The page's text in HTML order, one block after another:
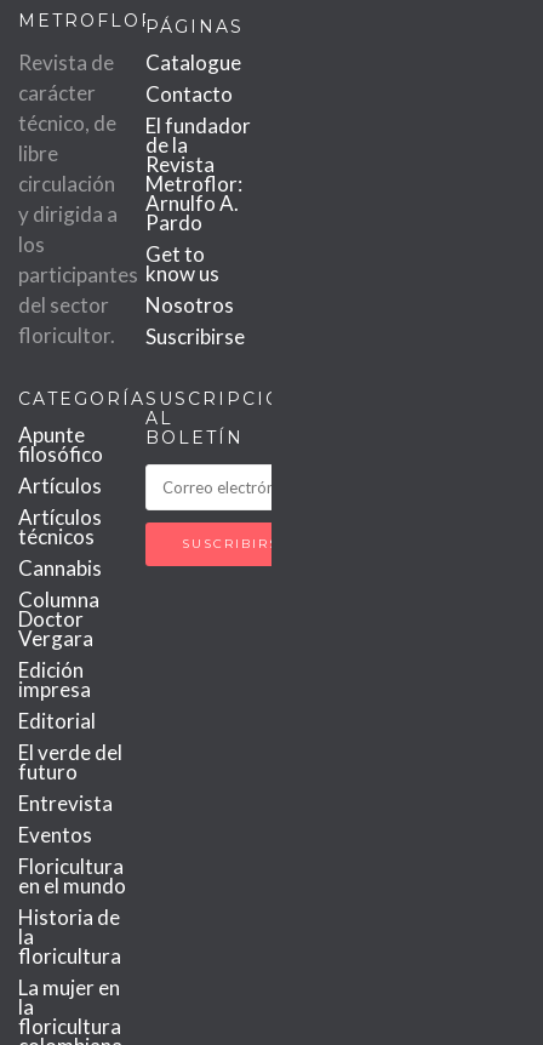
METROFLOR
Revista de
carácter
técnico, de
libre
circulación
y dirigida a
los
participantes
del sector
floricultor.
PÁGINAS
Catalogue
Contacto
El fundador
de la
Revista
Metroflor:
Arnulfo A.
Pardo
Get to
know us
Nosotros
Suscribirse
CATEGORÍAS
Apunte
filosófico
Artículos
Artículos
técnicos
Cannabis
Columna
Doctor
Vergara
Edición
impresa
Editorial
El verde del
futuro
Entrevista
Eventos
Floricultura
en el mundo
Historia de
la
floricultura
La mujer en
la
floricultura
SUSCRIPCIÓN
AL
BOLETÍN